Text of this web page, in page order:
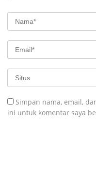
Simpan nama, email,
ini untuk komentar saya